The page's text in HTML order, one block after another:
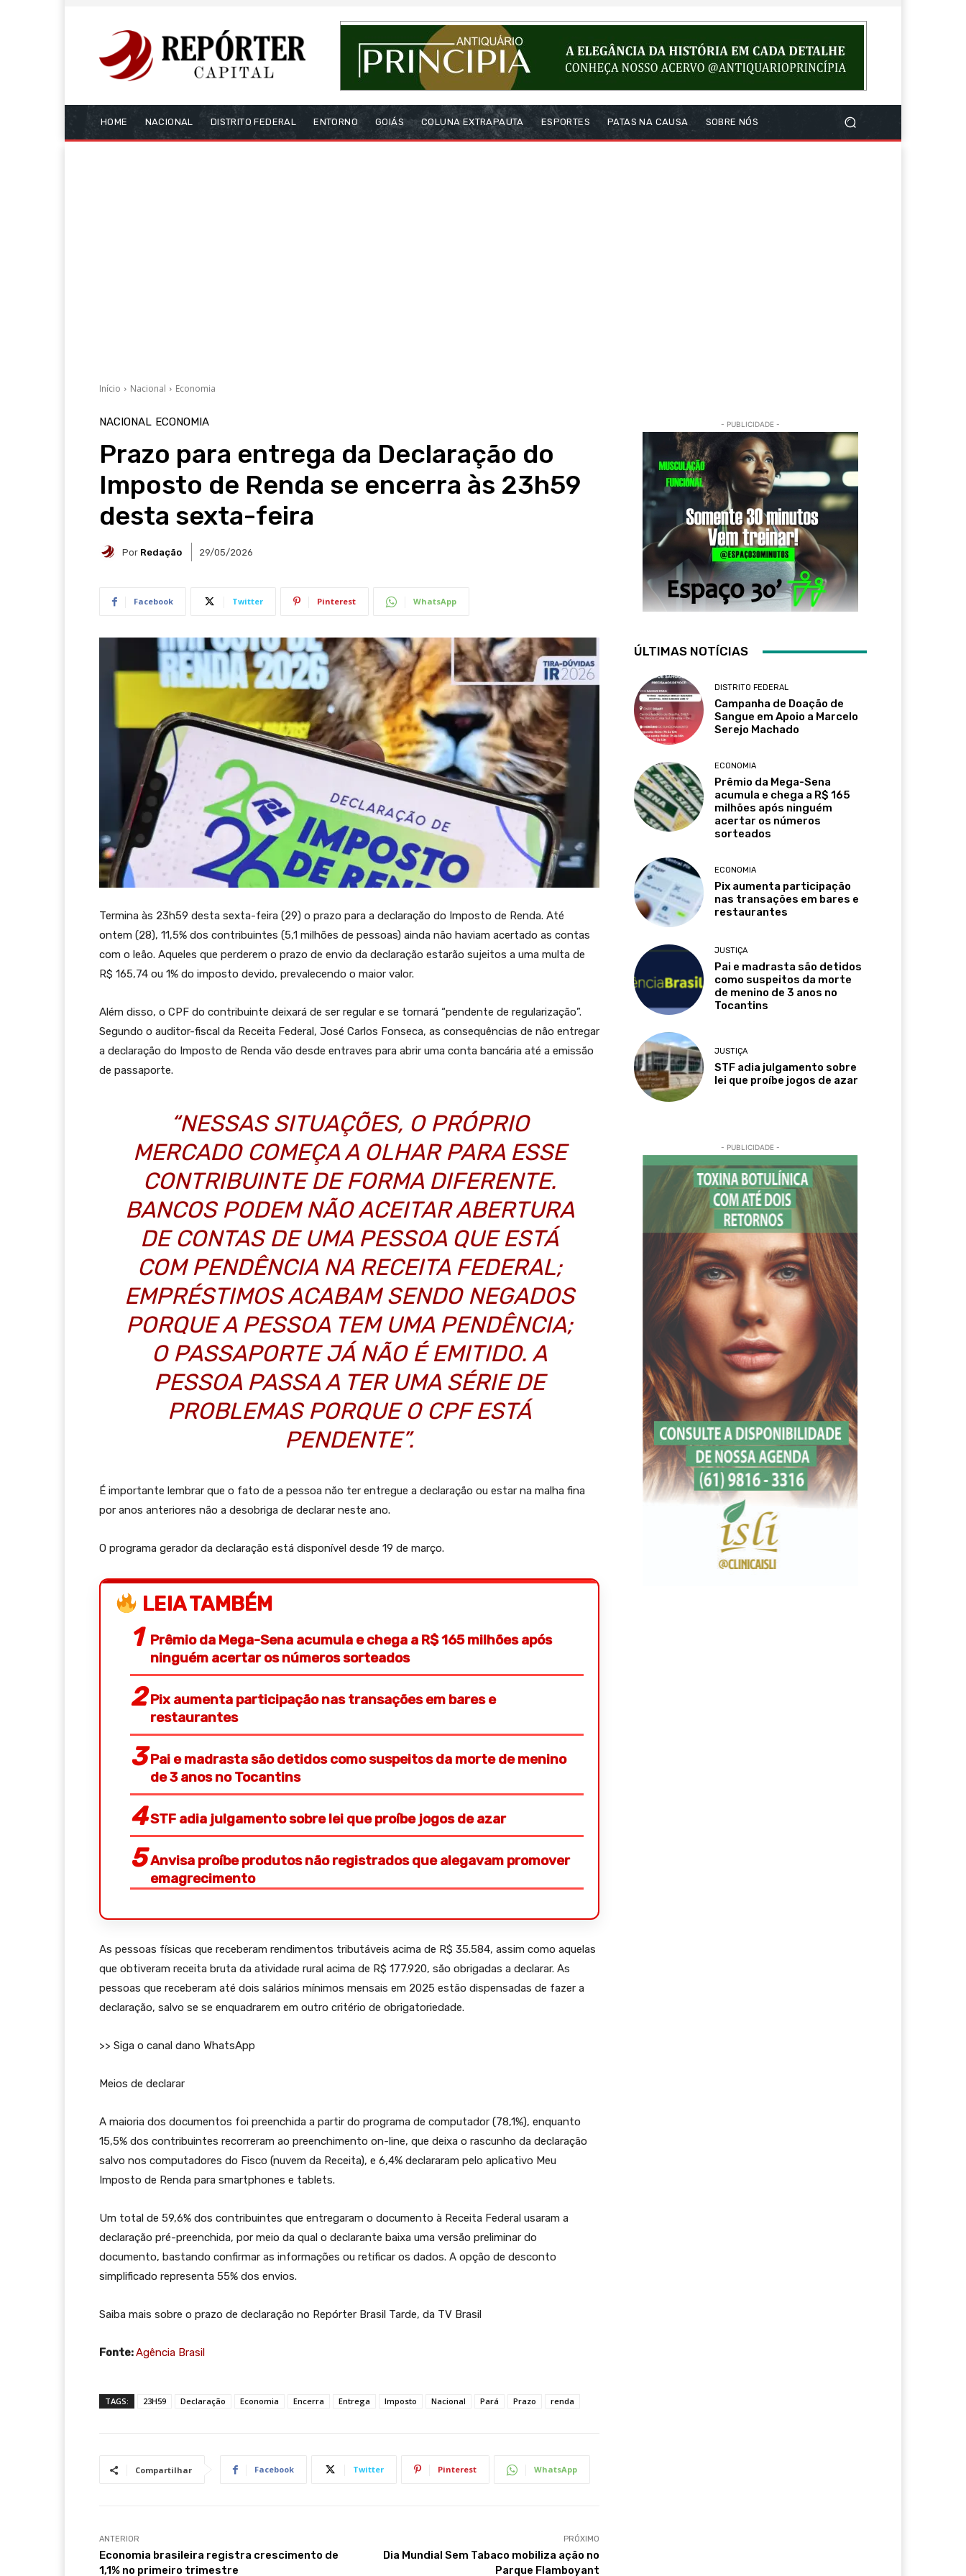
HOME NACIONAL DISTRITO FEDERAL ENTORNO GOIÁS COLUNA EXTRAPAUTA ESPORTES PATAS NA CAUSA SOBRE NÓS
Início Nacional Economia
NACIONAL ECONOMIA
Prazo para entrega da Declaração do
Imposto de Renda se encerra às 23h59
desta sexta-feira
Por Redação 29/05/2026
Facebook Twitter Pinterest WhatsApp
Termina às 23h59 desta sexta-feira (29) o prazo para a declaração do Imposto de Renda. Até
ontem (28), 11,5% dos contribuintes (5,1 milhões de pessoas) ainda não haviam acertado as contas
com o leão. Aqueles que perderem o prazo de envio da declaração estarão sujeitos a uma multa de
R$ 165,74 ou 1% do imposto devido, prevalecendo o maior valor.
Além disso, o CPF do contribuinte deixará de ser regular e se tornará “pendente de regularização”.
Segundo o auditor-fiscal da Receita Federal, José Carlos Fonseca, as consequências de não entregar
a declaração do Imposto de Renda vão desde entraves para abrir uma conta bancária até a emissão
de passaporte.
“NESSAS SITUAÇÕES, O PRÓPRIO
MERCADO COMEÇA A OLHAR PARA ESSE
CONTRIBUINTE DE FORMA DIFERENTE.
BANCOS PODEM NÃO ACEITAR ABERTURA
DE CONTAS DE UMA PESSOA QUE ESTÁ
COM PENDÊNCIA NA RECEITA FEDERAL;
EMPRÉSTIMOS ACABAM SENDO NEGADOS
PORQUE A PESSOA TEM UMA PENDÊNCIA;
O PASSAPORTE JÁ NÃO É EMITIDO. A
PESSOA PASSA A TER UMA SÉRIE DE
PROBLEMAS PORQUE O CPF ESTÁ
PENDENTE”.
É importante lembrar que o fato de a pessoa não ter entregue a declaração ou estar na malha fina
por anos anteriores não a desobriga de declarar neste ano.
O programa gerador da declaração está disponível desde 19 de março.
LEIA TAMBÉM
Prêmio da Mega-Sena acumula e chega a R$ 165 milhões após
ninguém acertar os números sorteados
Pix aumenta participação nas transações em bares e
restaurantes
Pai e madrasta são detidos como suspeitos da morte de menino
de 3 anos no Tocantins
STF adia julgamento sobre lei que proíbe jogos de azar
Anvisa proíbe produtos não registrados que alegavam promover
emagrecimento
As pessoas físicas que receberam rendimentos tributáveis acima de R$ 35.584, assim como aquelas
que obtiveram receita bruta da atividade rural acima de R$ 177.920, são obrigadas a declarar. As
pessoas que receberam até dois salários mínimos mensais em 2025 estão dispensadas de fazer a
declaração, salvo se se enquadrarem em outro critério de obrigatoriedade.
>> Siga o canal dano WhatsApp
Meios de declarar
A maioria dos documentos foi preenchida a partir do programa de computador (78,1%), enquanto
15,5% dos contribuintes recorreram ao preenchimento on-line, que deixa o rascunho da declaração
salvo nos computadores do Fisco (nuvem da Receita), e 6,4% declararam pelo aplicativo Meu
Imposto de Renda para smartphones e tablets.
Um total de 59,6% dos contribuintes que entregaram o documento à Receita Federal usaram a
declaração pré-preenchida, por meio da qual o declarante baixa uma versão preliminar do
documento, bastando confirmar as informações ou retificar os dados. A opção de desconto
simplificado representa 55% dos envios.
Saiba mais sobre o prazo de declaração no Repórter Brasil Tarde, da TV Brasil
Fonte:Agência Brasil
TAGS: 23H59 Declaração Economia Encerra Entrega Imposto Nacional Pará Prazo renda
Compartilhar Facebook Twitter Pinterest WhatsApp
ANTERIOR
Economia brasileira registra crescimento de
1,1% no primeiro trimestre
PRÓXIMO
Dia Mundial Sem Tabaco mobiliza ação no
Parque Flamboyant
- PUBLICIDADE -
ÚLTIMAS NOTÍCIAS
DISTRITO FEDERAL
Campanha de Doação de
Sangue em Apoio a Marcelo
Serejo Machado
ECONOMIA
Prêmio da Mega-Sena
acumula e chega a R$ 165
milhões após ninguém
acertar os números
sorteados
ECONOMIA
Pix aumenta participação
nas transações em bares e
restaurantes
JUSTIÇA
Pai e madrasta são detidos
como suspeitos da morte
de menino de 3 anos no
Tocantins
JUSTIÇA
STF adia julgamento sobre
lei que proíbe jogos de azar
- PUBLICIDADE -